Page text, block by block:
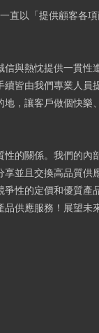
直以「提供顧客各
信與熱忱提供一貫性
續皆由我們專業人員
地，讓客戶做個快樂
性的關係。我們的內
享並且交換高品質供
爭性的定價和優質產
品供應服務！展望未